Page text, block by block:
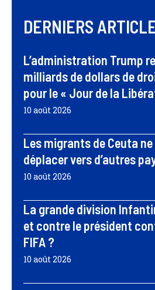
DERNIERS
L’administration Trump
milliards de dollars de
pour le « Jour de la
10 août 2026
Les migrants de Ceuta
déplacer vers d’autres
10 août 2026
La grande division
et contre le président
FIFA ?
10 août 2026